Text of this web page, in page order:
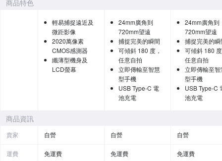
包+NITECORE
BB nano 迷你電
動氣吹(公司貨)
商品特色
輕易捕捉遠近及
微距影像
2020萬像素
CMOS感測器
纖薄型機身及
LCD螢幕
24mm廣角到
720mm望遠
捕捉完美的瞬間
可傾斜 180 度，
任意自拍
立即傳輸至智慧
型手機
USB Type-C 電
池充電
24mm廣角到
720mm望遠
捕捉完美的瞬
可傾斜 180
任意自拍
立即傳輸至智
型手機
USB Type-C
池充電
商品資訊
賣家 自營 自營 自營
運費 免運費 免運費 免運費